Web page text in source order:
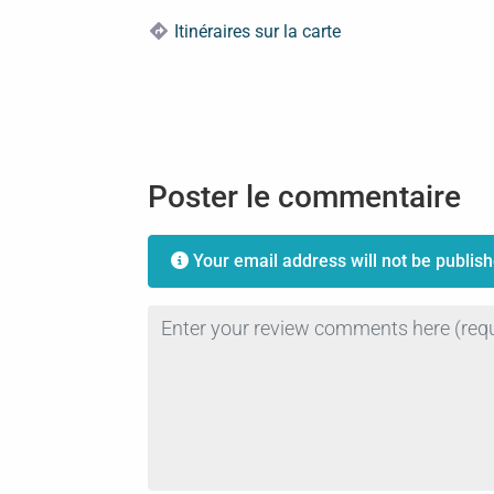
Itinéraires sur la carte
Poster le commentaire
Your email address will not be